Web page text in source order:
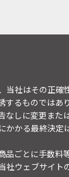
社はその正
るものではあ
しに変更また
かる最終決
ごとに手数料
社ウェブサイト